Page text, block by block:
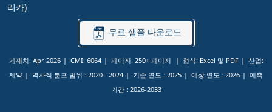
리카)
무료 샘플 다운로드
게재처: Apr 2026 CMI: 6064 페이지: 250+ 페이지 형식: Excel 및 PDF
산업:
제약
역사적 분포 범위 : 2020 - 2024 기준 연도 : 2025 예상 연도 : 2026
예측
기간 : 2026-2033